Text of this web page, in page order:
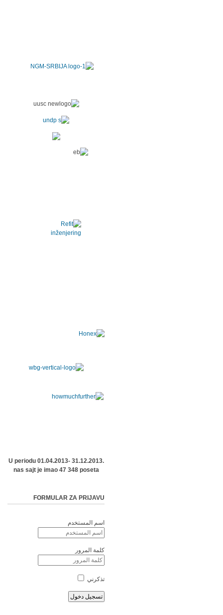
U periodu 01.04.2013- 31.12.2013.
nas sajt je imao 47 348 poseta
FORMULAR ZA PRIJAVU
اسم المستخدم
كلمة المرور
تذكرني